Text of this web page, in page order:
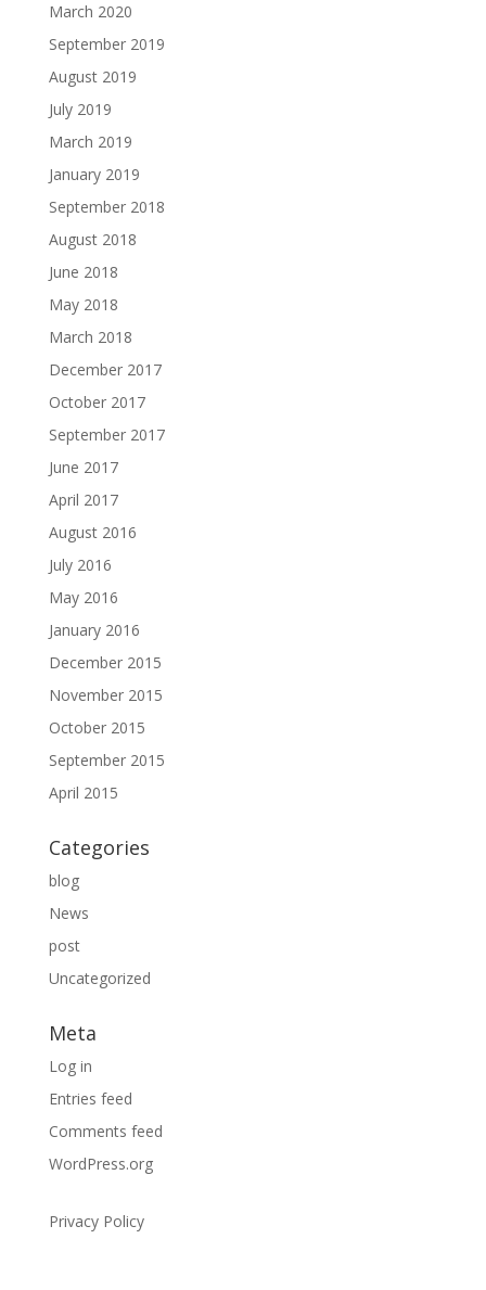
March 2020
September 2019
August 2019
July 2019
March 2019
January 2019
September 2018
August 2018
June 2018
May 2018
March 2018
December 2017
October 2017
September 2017
June 2017
April 2017
August 2016
July 2016
May 2016
January 2016
December 2015
November 2015
October 2015
September 2015
April 2015
Categories
blog
News
post
Uncategorized
Meta
Log in
Entries feed
Comments feed
WordPress.org
Privacy Policy